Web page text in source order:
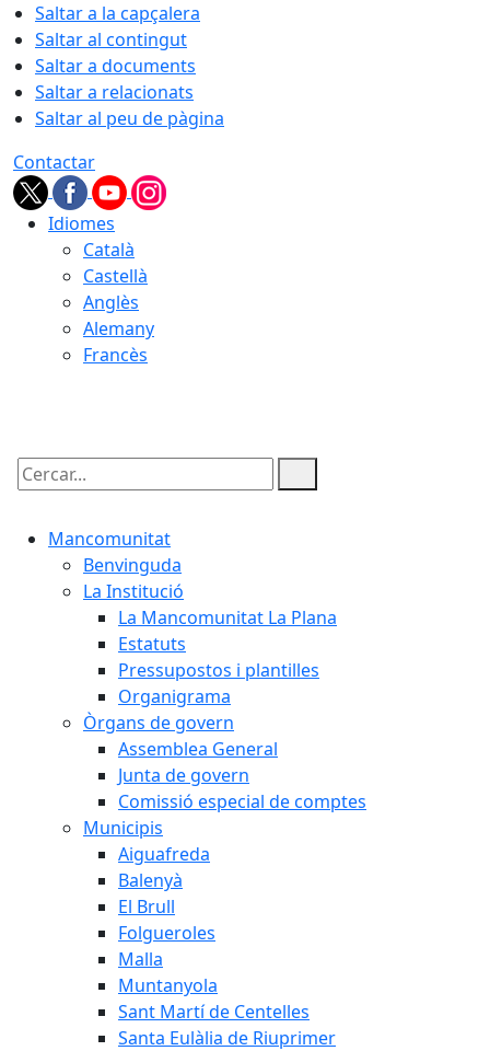
Saltar a la capçalera
Saltar al contingut
Saltar a documents
Saltar a relacionats
Saltar al peu de pàgina
Contactar
Idiomes
Català
Castellà
Anglès
Alemany
Francès
Cercar:
Mancomunitat
Benvinguda
La Institució
La Mancomunitat La Plana
Estatuts
Pressupostos i plantilles
Organigrama
Òrgans de govern
Assemblea General
Junta de govern
Comissió especial de comptes
Municipis
Aiguafreda
Balenyà
El Brull
Folgueroles
Malla
Muntanyola
Sant Martí de Centelles
Santa Eulàlia de Riuprimer